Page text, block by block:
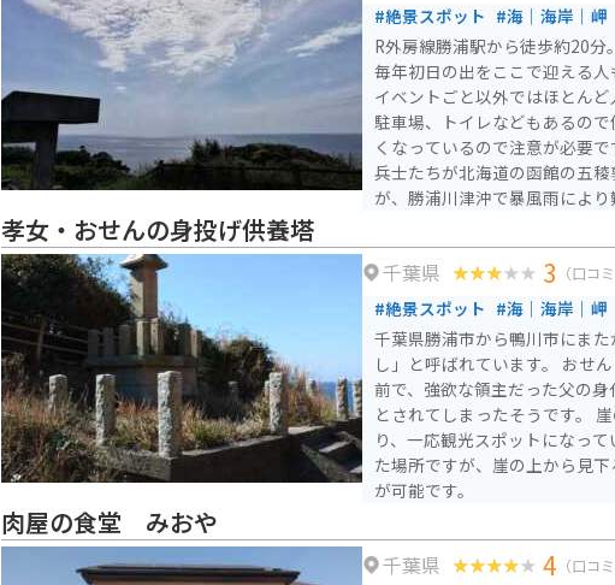
#絶景スポット #海｜海岸｜岬
R外房線勝浦駅から徒歩約20分
毎年初日の出をここで迎える
イベントごと以外ではほとんど
駐車場、トイレなどもあるの
くなっているので注意が必要です。 明治2年（1869）に熊
兵士たちが北海道の函館の五
が、勝浦川津沖で暴風雨によ
よって旧幕府の鎮圧を命じら
の中、援軍としての要請を受け
この事故の犠牲者たちを供養す
って「官軍塚」が建立され、
ます。 現在、官軍塚は美しい太平洋の眺望を持つ展望台となっ
ており、河津桜の名所としても
とができます。この地は悲し
の美しさとともにその歴史を
孝女・おせんの身投げ供養塔
千葉県 3 （口コ
#絶景スポット #海｜海岸｜岬
千葉県勝浦市から鴨川市にま
し」と呼ばれています。 おせ
前で、強欲な領主だった父の
とされてしまったそうです。 崖の上に供養塔が建てられてお
り、一応観光スポットになっ
た場所ですが、崖の上から見
が可能です。
肉屋の食堂 みおや
千葉県 4 （口コ